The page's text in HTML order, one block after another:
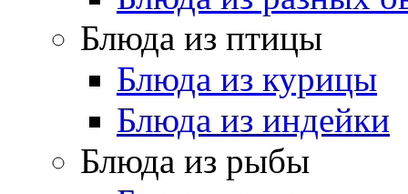
Блюда из птицы
Блюда из курицы
Блюда из индейки
Блюда из рыбы